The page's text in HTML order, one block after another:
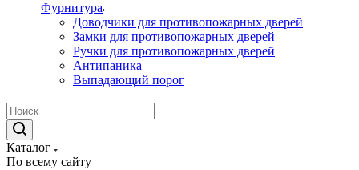
Фурнитура
Доводчики для противопожарных дверей
Замки для противопожарных дверей
Ручки для противопожарных дверей
Антипаника
Выпадающий порог
Каталог
По всему сайту